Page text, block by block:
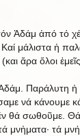
Ἀδάμ ἀπό τό
μάλιστα ἡ
ἄρα ὅλοι
Παράλυτη ἡ
νά κάνουμε
δέν θά σωθοῦμε.
μνἠματα· τά